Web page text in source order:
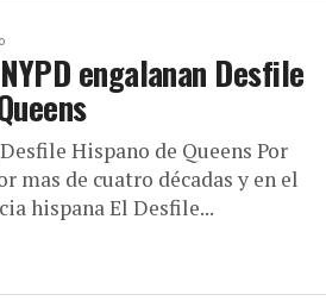
engalanan Desfile
Desfile Hispano de Queens Por
mas de cuatro décadas y en el
hispana El Desfile...